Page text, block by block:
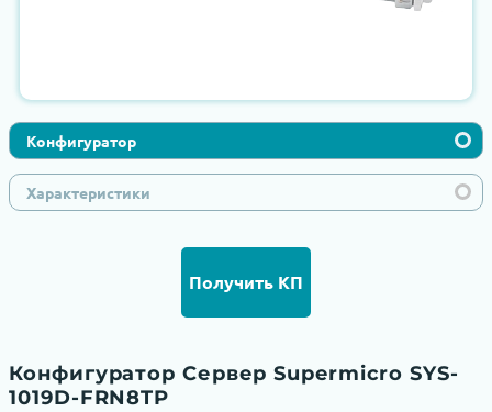
Конфигуратор
Характеристики
Получить КП
Конфигуратор Сервер Supermicro SYS-
1019D-FRN8TP